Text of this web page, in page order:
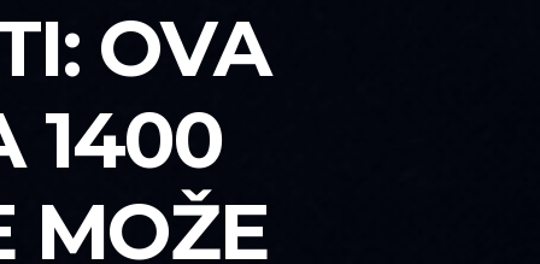
OVA
1400
MOŽE